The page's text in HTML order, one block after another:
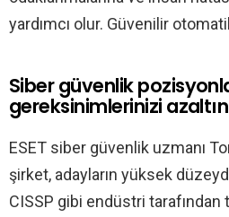
yardımcı olur. Güvenilir
Siber güvenlik
gereksinimlerinizi azaltın
ESET siber güvenlik uzmanı
şirket, adayların yüksek
CISSP gibi endüstri tarafından